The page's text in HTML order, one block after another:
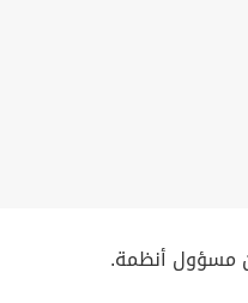
مسؤول أنظمة.